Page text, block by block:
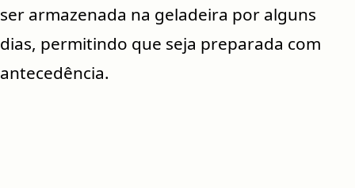
ser armazenada na geladeira por alguns
dias, permitindo que seja preparada com
antecedência.